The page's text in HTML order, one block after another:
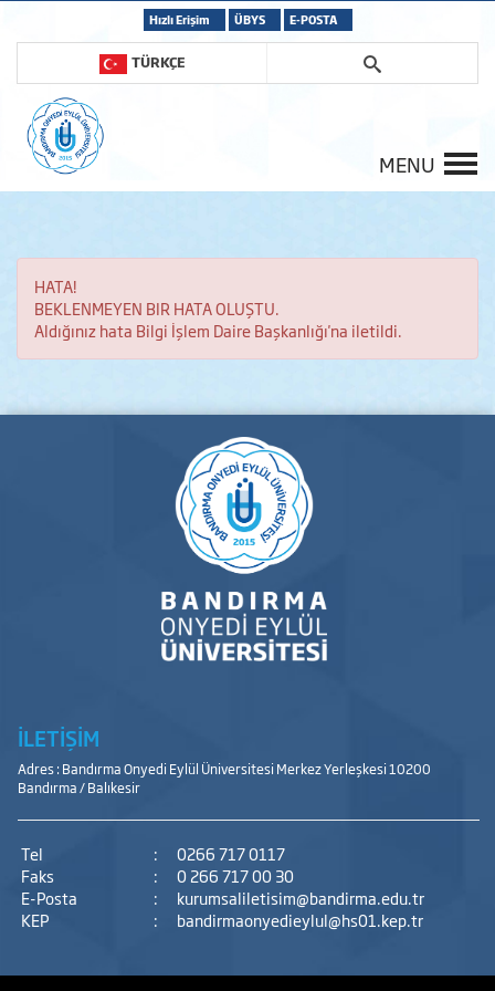
Hızlı Erişim ÜBYS E-POSTA
TÜRKÇE
MENU
HATA!
BEKLENMEYEN BIR HATA OLUŞTU.
Aldığınız hata Bilgi İşlem Daire Başkanlığı'na iletildi.
İLETİŞİM
Adres : Bandırma Onyedi Eylül Üniversitesi Merkez Yerleşkesi 10200
Bandırma / Balıkesir
Tel :
0266 717 0117
Faks
:
0 266 717 00 30
E-Posta
:
kurumsaliletisim@bandirma.edu.tr
KEP
: bandirmaonyedieylul@hs01.kep.tr